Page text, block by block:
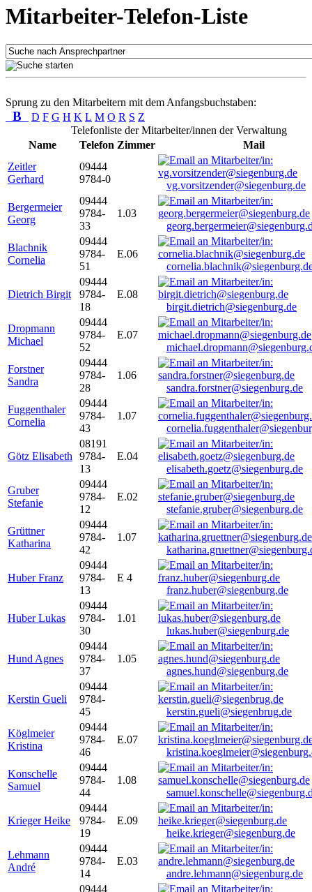
Mitarbeiter-Telefon-Liste
Sprung zu den Mitarbeitern mit dem Anfangsbuchstaben:
B D F G H K L M O R S Z
Telefonliste der Mitarbeiter/innen der Verwaltung
Name
Telefon Zimmer
Mail
Zeitler
Gerhard
09444
9784-0
vg.vorsitzender@siegenburg.de
Bergermeier
Georg
09444
9784-
33
1.03
Blachnik
Cornelia
09444
9784-
51
E.06
Dietrich Birgit
09444
9784-
18
E.08
birgit.dietrich@siegenburg.de
Dropmann
Michael
09444
9784-
52
E.07
Forstner
Sandra
09444
9784-
28
1.06
sandra.forstner@siegenburg.de
Fuggenthaler
Cornelia
09444
9784-
43
1.07
Götz Elisabeth
08191
9784-
13
E.04
elisabeth.goetz@siegenburg.de
Gruber
Stefanie
09444
9784-
12
E.02
stefanie.gruber@siegenburg.de
Grüttner
Katharina
09444
9784-
42
1.07
Huber Franz
09444
9784-
13
E 4
franz.huber@siegenburg.de
Huber Lukas
09444
9784-
30
1.01
lukas.huber@siegenburg.de
Hund Agnes
09444
9784-
37
1.05
agnes.hund@siegenburg.de
Kerstin Gueli
09444
9784-
45
kerstin.gueli@siegenbrug.de
Köglmeier
Kristina
09444
9784-
46
E.07
Konschelle
Samuel
09444
9784-
44
1.08
Krieger Heike
09444
9784-
19
E.09
heike.krieger@siegenburg.de
Lehmann
André
09444
9784-
14
E.03
andre.lehmann@siegenburg.de
09444